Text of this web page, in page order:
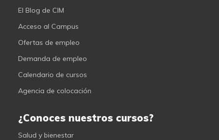
El Blog de CIM
Acceso al Campus
Ofertas de empleo
Demanda de empleo
Calendario de cursos
Agencia de colocación
¿Conoces nuestros cursos?
Salud y bienestar